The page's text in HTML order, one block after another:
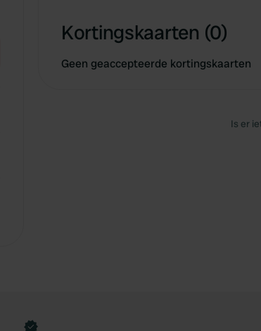
Kortingskaarten (0)
Geen geaccepteerde kortingskaarten
Is er